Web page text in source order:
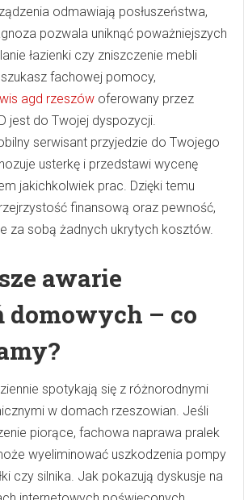
odmawiają posłuszeństwa,
pozwala uniknąć poważniejszych
łazienki czy zniszczenie mebli
fachowej pomocy,
agd rzeszów oferowany przez
jest do Twojej dyspozycji.
serwisant przyjedzie do Twojego
usterkę i przedstawi wycenę
jakichkolwiek prac. Dzięki temu
finansową oraz pewność,
za sobą żadnych ukrytych kosztów.
awarie
domowych – co
spotykają się z różnorodnymi
w domach rzeszowian. Jeśli
piorące, fachowa naprawa pralek
wyeliminować uszkodzenia pompy
czy silnika. Jak pokazują dyskusje na